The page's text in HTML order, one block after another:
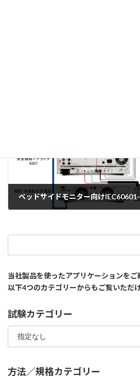
2024-06-05
当社製品を使ったアプリケーションをご
以下4つのカテゴリーからもご覧いただけ
試験カテゴリー
方法／規格カテゴリー